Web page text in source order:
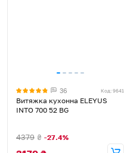
36 Код: 9641
Витяжка кухонна ELEYUS
INTO 700 52 BG
4379 ₴ -27.4%